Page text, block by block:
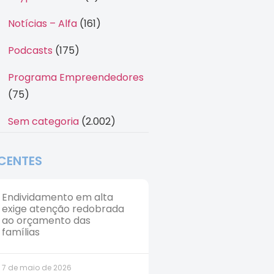
Notícias – Alfa(161)
Podcasts (175)
Programa Empreendedores
(75)
Sem categoria(2.002)
Endividamento em alta
exige atenção redobrada
ao orçamento das
famílias
7 de maio de 2026